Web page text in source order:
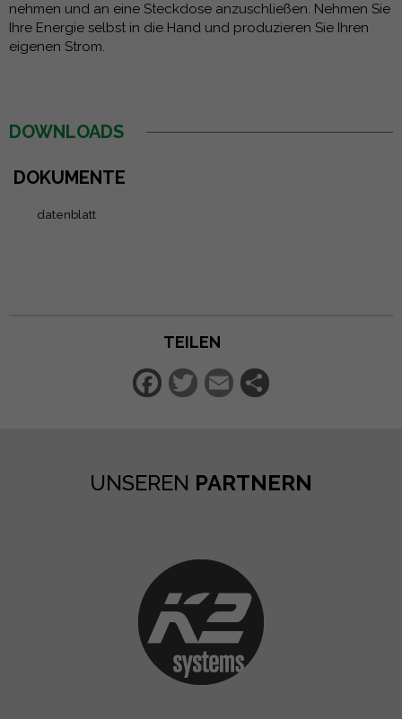
nehmen und an eine Steckdose anzuschließen. Nehmen Sie
Ihre Energie selbst in die Hand und produzieren Sie Ihren
eigenen Strom.
DOWNLOADS
DOKUMENTE
datenblatt
TEILEN
Facebook
Twitter
Email
UNSEREN PARTNERN